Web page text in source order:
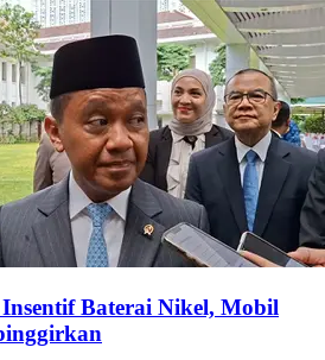
Baterai Nikel, Mobil